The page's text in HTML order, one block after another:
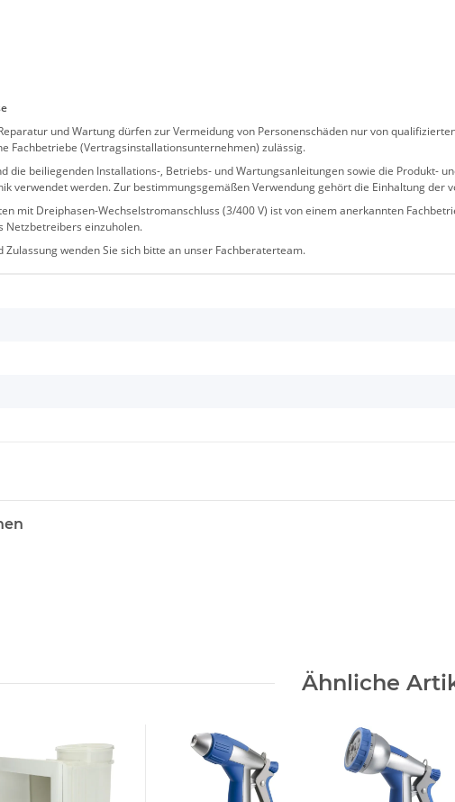
und Wartung dürfen zur Vermeidung von Personenschäden nur von
Fachbetriebe (Vertragsinstallationsunternehmen) zulässig.
die beiliegenden Installations-, Betriebs- und Wartungsanleitungen sowie die Produkt-
verwendet werden. Zur bestimmungsgemäßen Verwendung gehört die Einhaltung
mit Dreiphasen-Wechselstromanschluss (3/400 V) ist von einem anerkannten
Netzbetreibers einzuholen.
Zulassung wenden Sie sich bitte an unser Fachberaterteam.
Ähnliche